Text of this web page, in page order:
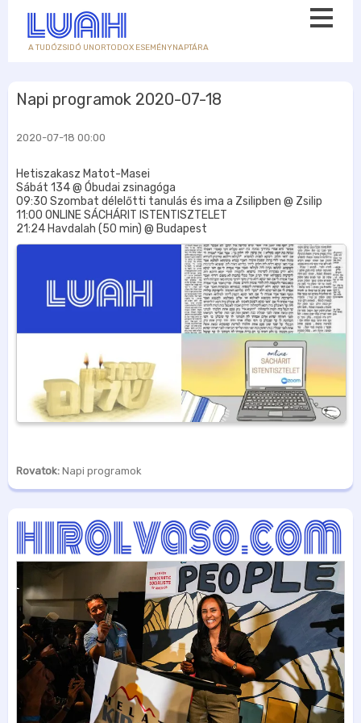
A TUDÓZSIDÓ UNORTODOX ESEMÉNYNAPTÁRA
Napi programok 2020-07-18
2020-07-18 00:00
Hetiszakasz Matot-Masei
Sábát 134 @ Óbudai zsinagóga
09:30 Szombat délelőtti tanulás és ima a Zsilipben @ Zsilip
11:00 ONLINE SÁCHÁRIT ISTENTISZTELET
21:24 Havdalah (50 min) @ Budapest
Rovatok: Napi programok